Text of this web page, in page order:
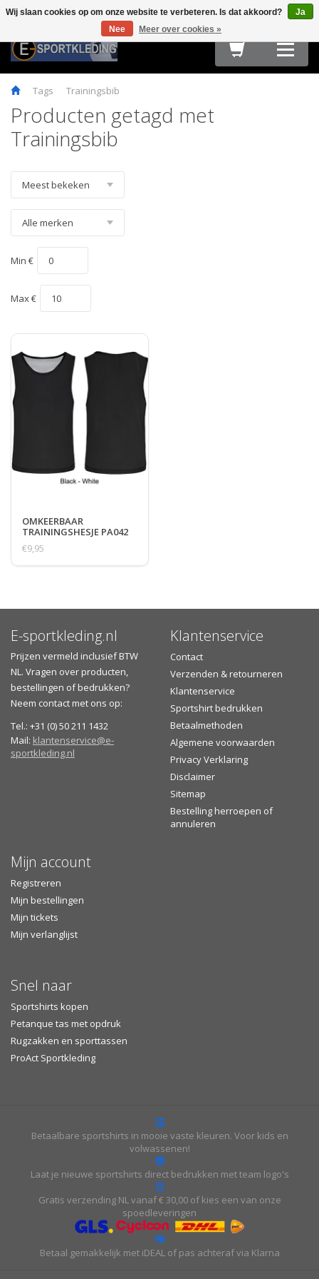
Terug
HARDLOOPKLEDING
Terug
TEAMWEAR
Terug
FIETSKLEDING
Terug
FITNESS
Terug
OUTDOOR
Terug
ACCESSOIRES
Terug
E-SPORT & GAMING
Terug
OBSTACLE RUN & BOOTCAMP
Terug
MAATTABELLEN
Tags Trainingsbib
Producten getagd met
Trainingsbib
Min €
Max €
OMKEERBAAR
TRAININGSHESJE PA042
€9,95
E-sportkleding.nl
Prijzen vermeld inclusief BTW
NL. Vragen over producten,
bestellingen of bedrukken?
Neem contact met ons op:
Tel.: +31 (0) 50 211 1432
Mail: klantenservice@e-
sportkleding.nl
Klantenservice
Contact
Verzenden & retourneren
Klantenservice
Sportshirt bedrukken
Betaalmethoden
Algemene voorwaarden
Privacy Verklaring
Disclaimer
Sitemap
Bestelling herroepen of
annuleren
Mijn account
Registreren
Mijn bestellingen
Mijn tickets
Mijn verlanglijst
Snel naar
Sportshirts kopen
Petanque tas met opdruk
Rugzakken en sporttassen
ProAct Sportkleding
Betaalbare sportshirts in mooie vaste kleuren. Voor kids en
volwassenen!
Laat je nieuwe sportshirts direct bedrukken met team logo's
Gratis verzending NL vanaf € 30,00 of kies een van onze
spoedleveringen
Betaal gemakkelijk met iDEAL of pas achteraf via Klarna
Wij slaan cookies op om onze website te verbeteren. Is dat akkoord?
Ja
Nee
Meer over cookies »